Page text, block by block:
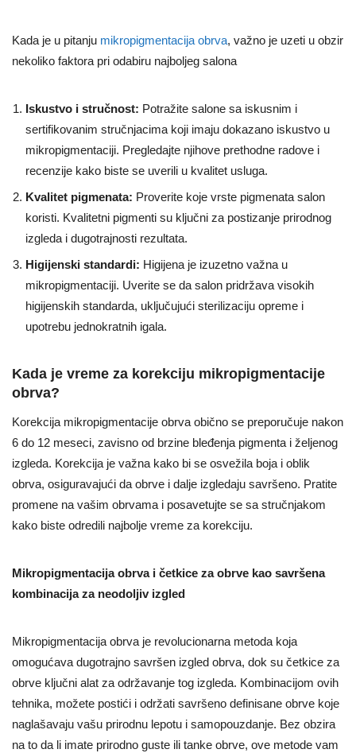
Kada je u pitanju mikropigmentacija obrva, važno je uzeti u obzir
nekoliko faktora pri odabiru najboljeg salona
Iskustvo i stručnost: Potražite salone sa iskusnim i
sertifikovanim stručnjacima koji imaju dokazano iskustvo u
mikropigmentaciji. Pregledajte njihove prethodne radove i
recenzije kako biste se uverili u kvalitet usluga.
Kvalitet pigmenata: Proverite koje vrste pigmenata salon
koristi. Kvalitetni pigmenti su ključni za postizanje prirodnog
izgleda i dugotrajnosti rezultata.
Higijenski standardi: Higijena je izuzetno važna u
mikropigmentaciji. Uverite se da salon pridržava visokih
higijenskih standarda, uključujući sterilizaciju opreme i
upotrebu jednokratnih igala.
Kada je vreme za korekciju mikropigmentacije
obrva?
Korekcija mikropigmentacije obrva obično se preporučuje nakon
6 do 12 meseci, zavisno od brzine bleđenja pigmenta i željenog
izgleda. Korekcija je važna kako bi se osvežila boja i oblik
obrva, osiguravajući da obrve i dalje izgledaju savršeno. Pratite
promene na vašim obrvama i posavetujte se sa stručnjakom
kako biste odredili najbolje vreme za korekciju.
Mikropigmentacija obrva i četkice za obrve kao savršena
kombinacija za neodoljiv izgled
Mikropigmentacija obrva je revolucionarna metoda koja
omogućava dugotrajno savršen izgled obrva, dok su četkice za
obrve ključni alat za održavanje tog izgleda. Kombinacijom ovih
tehnika, možete postići i održati savršeno definisane obrve koje
naglašavaju vašu prirodnu lepotu i samopouzdanje. Bez obzira
na to da li imate prirodno guste ili tanke obrve, ove metode vam